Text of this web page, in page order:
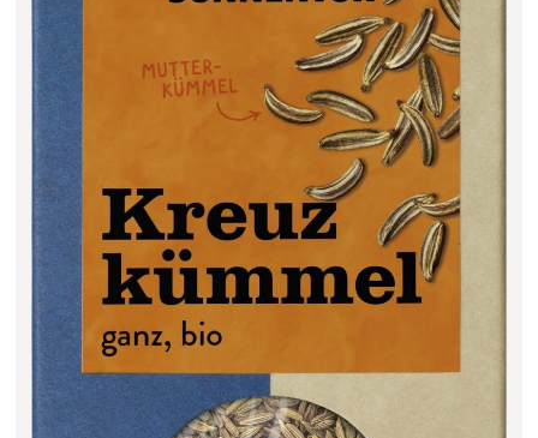
Detail
Stiftsgärtnerei Detail
Weinkellerei Stift
Detail
Wildkraut Detail
KATEGORIE
Filter zurücksetzen